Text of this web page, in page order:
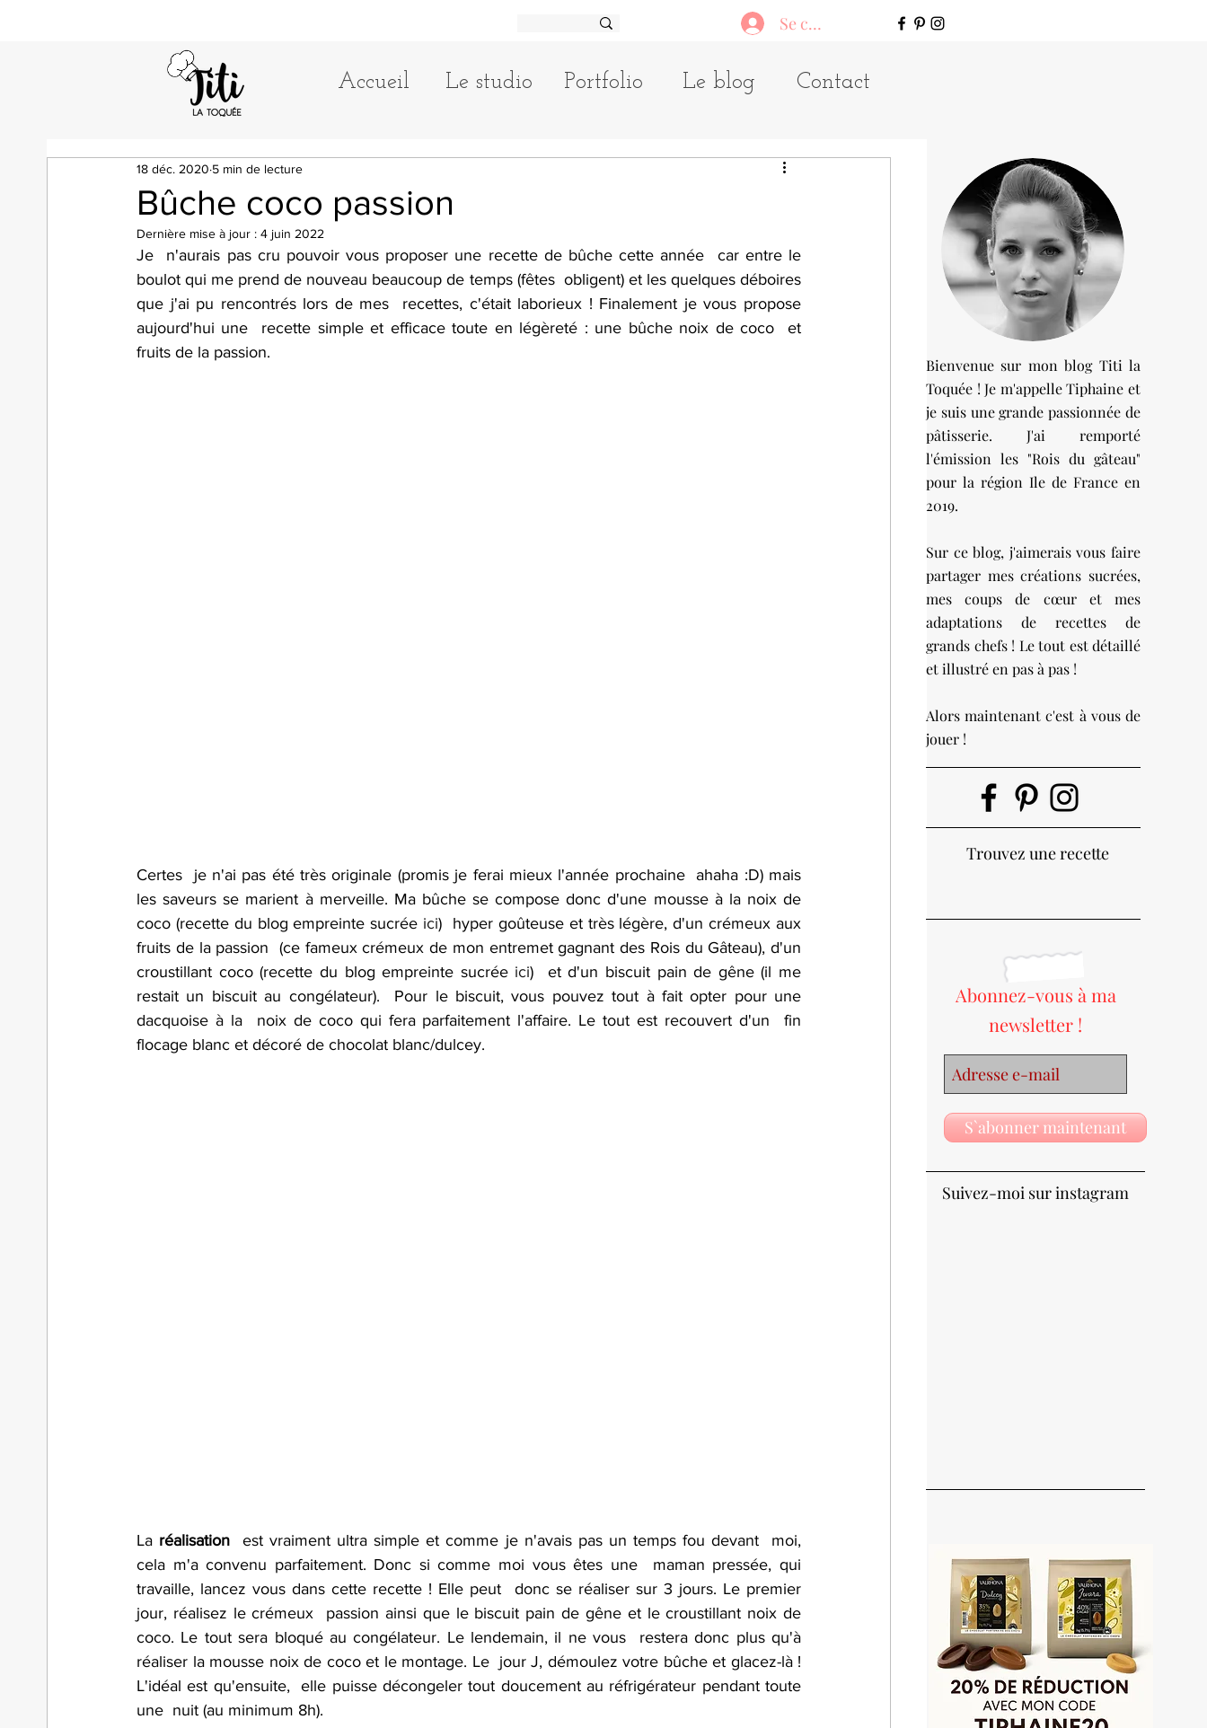
Se connecter
Accueil Le studio Portfolio Le blog Contact
Bûche coco passion
18 déc. 2020 5 min de lecture
Dernière mise à jour : 4 juin 2022
Je  n'aurais pas cru pouvoir vous proposer une recette de bûche cette année  car entre le
boulot qui me prend de nouveau beaucoup de temps (fêtes  obligent) et les quelques déboires
que j'ai pu rencontrés lors de mes  recettes, c'était laborieux ! Finalement je vous propose
aujourd'hui une  recette simple et efficace toute en légèreté : une bûche noix de coco  et
fruits de la passion.
Certes  je n'ai pas été très originale (promis je ferai mieux l'année prochaine  ahaha :D) mais
les saveurs se marient à merveille. Ma bûche se compose donc d'une mousse à la noix de
coco (recette du blog empreinte sucrée ici)  hyper goûteuse et très légère, d'un crémeux aux
fruits de la passion  (ce fameux crémeux de mon entremet gagnant des Rois du Gâteau), d'un
croustillant coco (recette du blog empreinte sucrée ici)  et d'un biscuit pain de gêne (il me
restait un biscuit au congélateur).  Pour le biscuit, vous pouvez tout à fait opter pour une
dacquoise à la  noix de coco qui fera parfaitement l'affaire. Le tout est recouvert d'un  fin
flocage blanc et décoré de chocolat blanc/dulcey.
La réalisation
  est vraiment ultra simple et comme je n'avais pas un temps fou devant  moi,
cela m'a convenu parfaitement. Donc si comme moi vous êtes une  maman pressée, qui
travaille, lancez vous dans cette recette ! Elle peut  donc se réaliser sur 3 jours. Le premier
jour, réalisez le crémeux  passion ainsi que le biscuit pain de gêne et le croustillant noix de
coco. Le tout sera bloqué au congélateur. Le lendemain, il ne vous  restera donc plus qu'à
réaliser la mousse noix de coco et le montage. Le  jour J, démoulez votre bûche et glacez-là !
L'idéal est qu'ensuite,  elle puisse décongeler tout doucement au réfrigérateur pendant toute
une  nuit (au minimum 8h).
Bienvenue sur mon blog Titi la
Toquée ! Je m'appelle Tiphaine et
je suis une grande passionnée de
pâtisserie. J'ai remporté
l'émission les "Rois du gâteau"
pour la région Ile de France en
2019.
Sur ce blog, j'aimerais vous faire
partager mes créations sucrées,
mes coups de cœur et mes
adaptations de recettes de
grands chefs ! Le tout est détaillé
et illustré en pas à pas !
Alors maintenant c'est à vous de
jouer !
Trouvez une recette
Abonnez-vous à ma
newsletter !
S`abonner maintenant
Suivez-moi sur instagram